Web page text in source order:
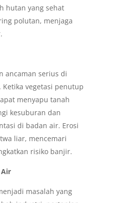
hutan yang sehat
polutan, menjaga
ancaman serius di
vegetasi penutup
menyapu tanah
kesuburan dan
di badan air. Erosi
liar, mencemari
risiko banjir.
masalah yang